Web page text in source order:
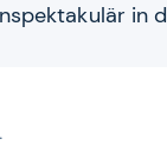
in